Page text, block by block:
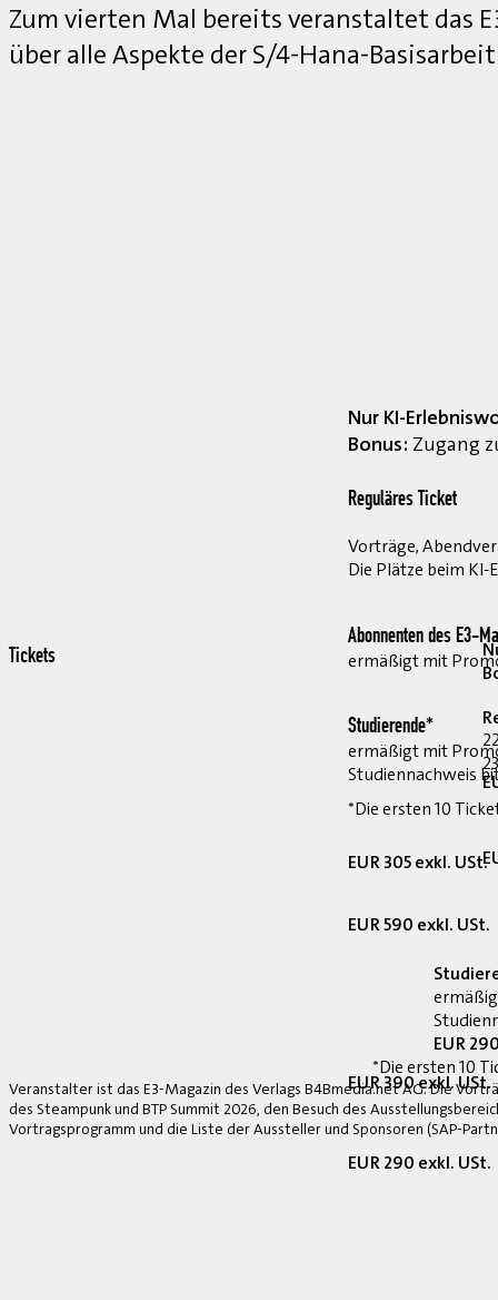
Zum vierten Mal bereits veranstaltet das
über alle Aspekte der S/4-Hana-
Nur KI-
Bonus: Zugang
Reguläres Ticket
Vorträge,
Die Plätze beim
Abonnenten des E3-
ermäßigt mit
Studierende*
ermäßigt mit
Studiennachweis
*Die ersten 10
EUR 305 exkl. USt.
EUR 590 exkl. USt.
EUR 390 exkl. USt.
EUR 290 exkl. USt.
Tickets
EUR
*Die ersten 10
Veranstalter ist das E3-Magazin des Verlags B4Bmedia.net AG. Die
des Steampunk und BTP Summit 2026, den Besuch des
Vortragsprogramm und die Liste der Aussteller und Sponsoren (SAP-